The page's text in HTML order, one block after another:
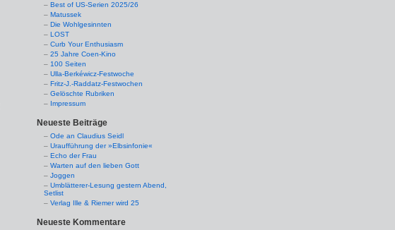
Best of US-Serien 2025/26
Matussek
Die Wohlgesinnten
LOST
Curb Your Enthusiasm
25 Jahre Coen-Kino
100 Seiten
Ulla-Berkéwicz-Festwoche
Fritz-J.-Raddatz-Festwochen
Gelöschte Rubriken
Impressum
Neueste Beiträge
Ode an Claudius Seidl
Uraufführung der »Elbsinfonie«
Echo der Frau
Warten auf den lieben Gott
Joggen
Umblätterer-Lesung gestern Abend,
Setlist
Verlag Ille & Riemer wird 25
Neueste Kommentare